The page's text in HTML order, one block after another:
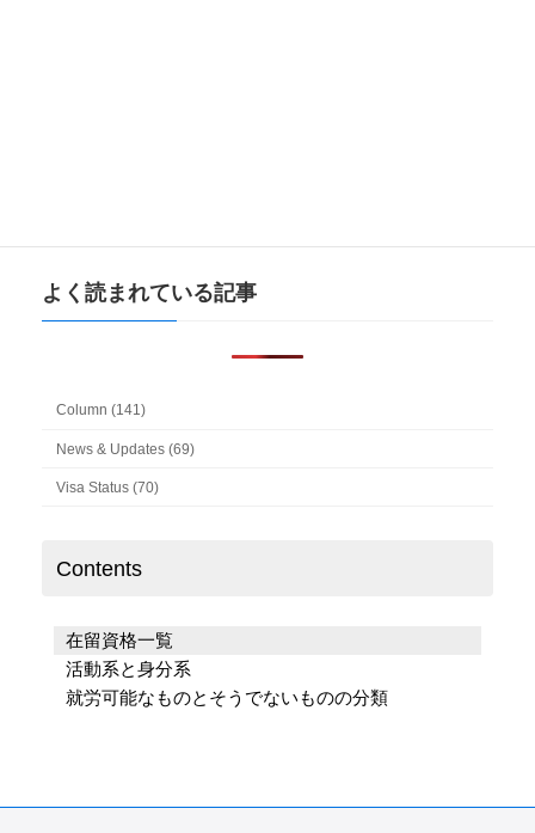
よく読まれている記事
Column (141)
News & Updates (69)
Visa Status (70)
Contents
在留資格一覧
活動系と身分系
就労可能なものとそうでないものの分類